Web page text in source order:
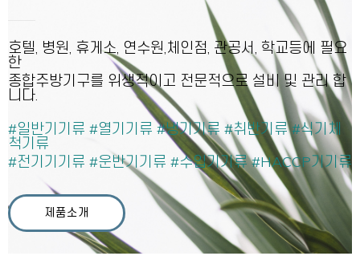
호텔, 병원, 휴게소, 연수원,체인점, 관공서, 학교등에 필요
한
종합주방기구를 위생적이고 전문적으로 설비 및 관리 합
니다.
#일반기기류 #열기기류 #냉기기류 #취반기류 #식기체
척기류
#전기기기류 #운반기기류 #수입기기류 #HACCP기기류
제품소개